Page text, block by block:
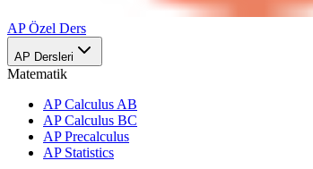
AP Özel Ders
AP Dersleri
Matematik
AP Calculus AB
AP Calculus BC
AP Precalculus
AP Statistics